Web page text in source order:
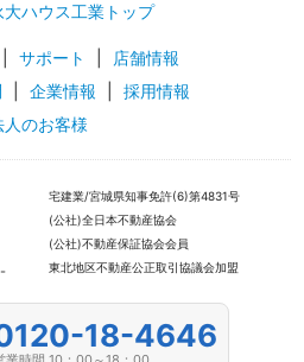
ハウス工業トップ
サポート
店舗情報
企業情報
採用情報
人のお客様
宅建業/宮城県知事免許(6)第4831号
(公社)全日本不動産協会
(公社)不動産保証協会会員
東北地区不動産公正取引協議会加盟
18-4646